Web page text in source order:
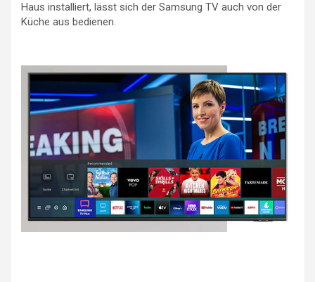
Haus installiert, lässt sich der Samsung TV auch von der
Küche aus bedienen.